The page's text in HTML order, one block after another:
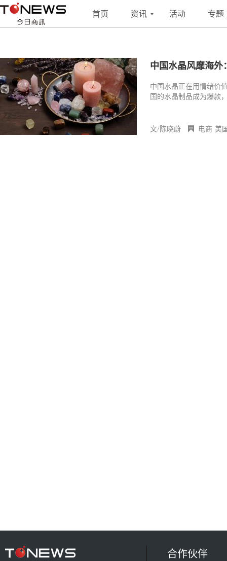
首页 资讯 活动 专题
搜索 联系
中国水晶风靡海外
中国水晶正在用情绪价
国的水晶制品成为爆款
文/陈晓蔚 电商 美
合作伙伴